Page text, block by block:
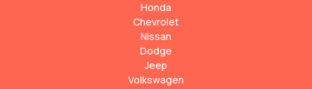
Honda
Chevrolet
Nissan
Dodge
Jeep
Volkswagen